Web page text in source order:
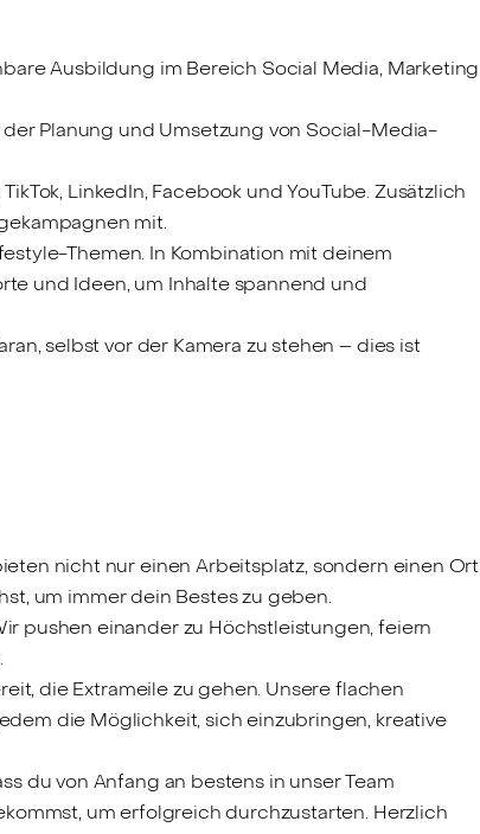
Ausbildung im Bereich Social Media, Marketing
Planung und Umsetzung von Social-Media-
LinkedIn, Facebook und YouTube. Zusätzlich
mit.
Themen. In Kombination mit deinem
und Ideen, um Inhalte spannend und
selbst vor der Kamera zu stehen – dies ist
nicht nur einen Arbeitsplatz, sondern einen Ort
um immer dein Bestes zu geben.
pushen einander zu Höchstleistungen, feiern
die Extrameile zu gehen. Unsere flachen
die Möglichkeit, sich einzubringen, kreative
du von Anfang an bestens in unser Team
um erfolgreich durchzustarten. Herzlich